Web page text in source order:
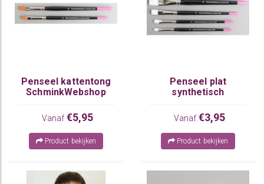
Penseel kattentong
SchminkWebshop
Vanaf €5,95
Product bekijken
Penseel plat
synthetisch
Vanaf €3,95
Product bekijken